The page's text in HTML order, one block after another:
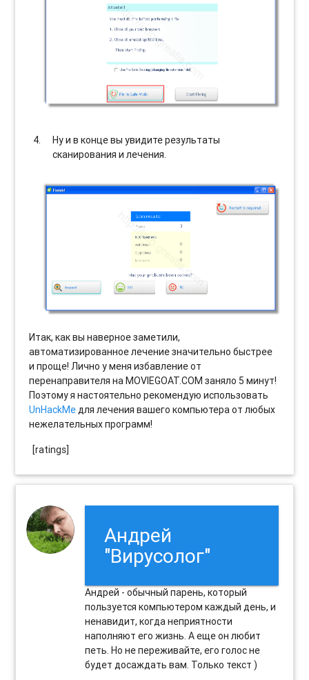
Ну и в конце вы увидите результаты
сканирования и лечения.
Итак, как вы наверное заметили,
автоматизированное лечение значительно быстрее
и проще! Лично у меня избавление от
перенаправителя на MOVIEGOAT.COM заняло 5 минут!
Поэтому я настоятельно рекомендую использовать
UnHackMeдля лечения вашего компьютера от любых
нежелательных программ!
[ratings]
Андрей
"Вирусолог"
Андрей - обычный парень, который
пользуется компьютером каждый день, и
ненавидит, когда неприятности
наполняют его жизнь. А еще он любит
петь. Но не переживайте, его голос не
будет досаждать вам. Только текст )